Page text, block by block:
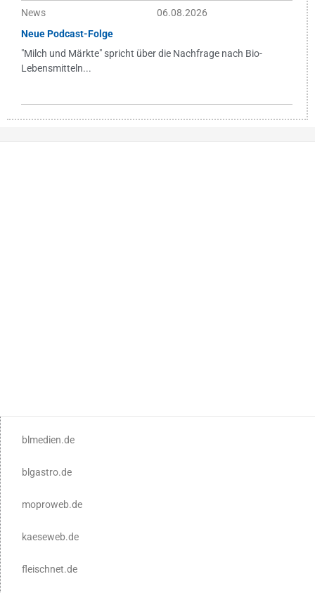
News
06.08.2026
Neue Podcast-Folge
"Milch und Märkte" spricht über die Nachfrage nach Bio-
Lebensmitteln...
blmedien.de
blgastro.de
moproweb.de
kaeseweb.de
fleischnet.de